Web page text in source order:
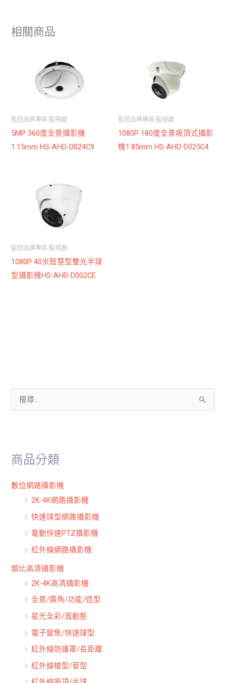
相關商品
監控品牌專區-監視器
5MP 360度全景攝影機
1.15mm HS-AHD-D024C9
監控品牌專區-監視器
1080P 180度全景吸頂式攝影
機1.85mm HS-AHD-D025C4
監控品牌專區-監視器
1080P 40米智慧型雙光半球
型攝影機HS-AHD-D002CE
字
商品分類
數位網路攝影機
2K-4K網路攝影機
快速球型網路攝影機
電動快速PTZ攝影機
紅外線網路攝影機
類比高清攝影機
2K-4K高清攝影機
全景/廣角/功能/造型
星光全彩/寬動態
電子變焦/快速球型
紅外線防護罩/長距離
紅外線槍型/管型